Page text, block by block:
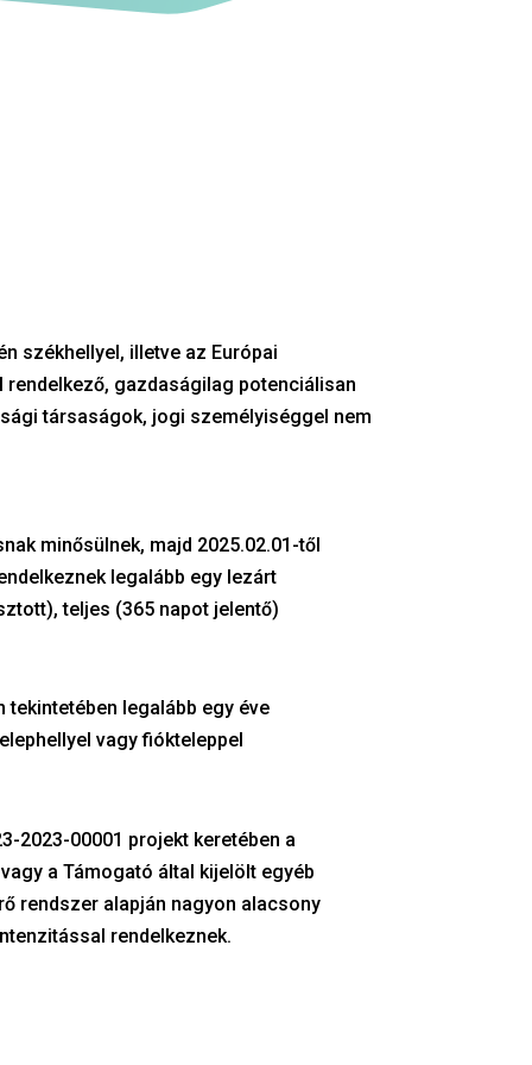
székhellyel, illetve az Európai
gazdaságilag potenciálisan
társaságok, jogi személyiséggel nem
minősülnek, majd 2025.02.01-től
legalább egy lezárt
teljes (365 napot jelentő)
legalább egy éve
vagy fiókteleppel
2023-00001 projekt keretében a
a Támogató által kijelölt egyéb
rendszer alapján nagyon alacsony
rendelkeznek.